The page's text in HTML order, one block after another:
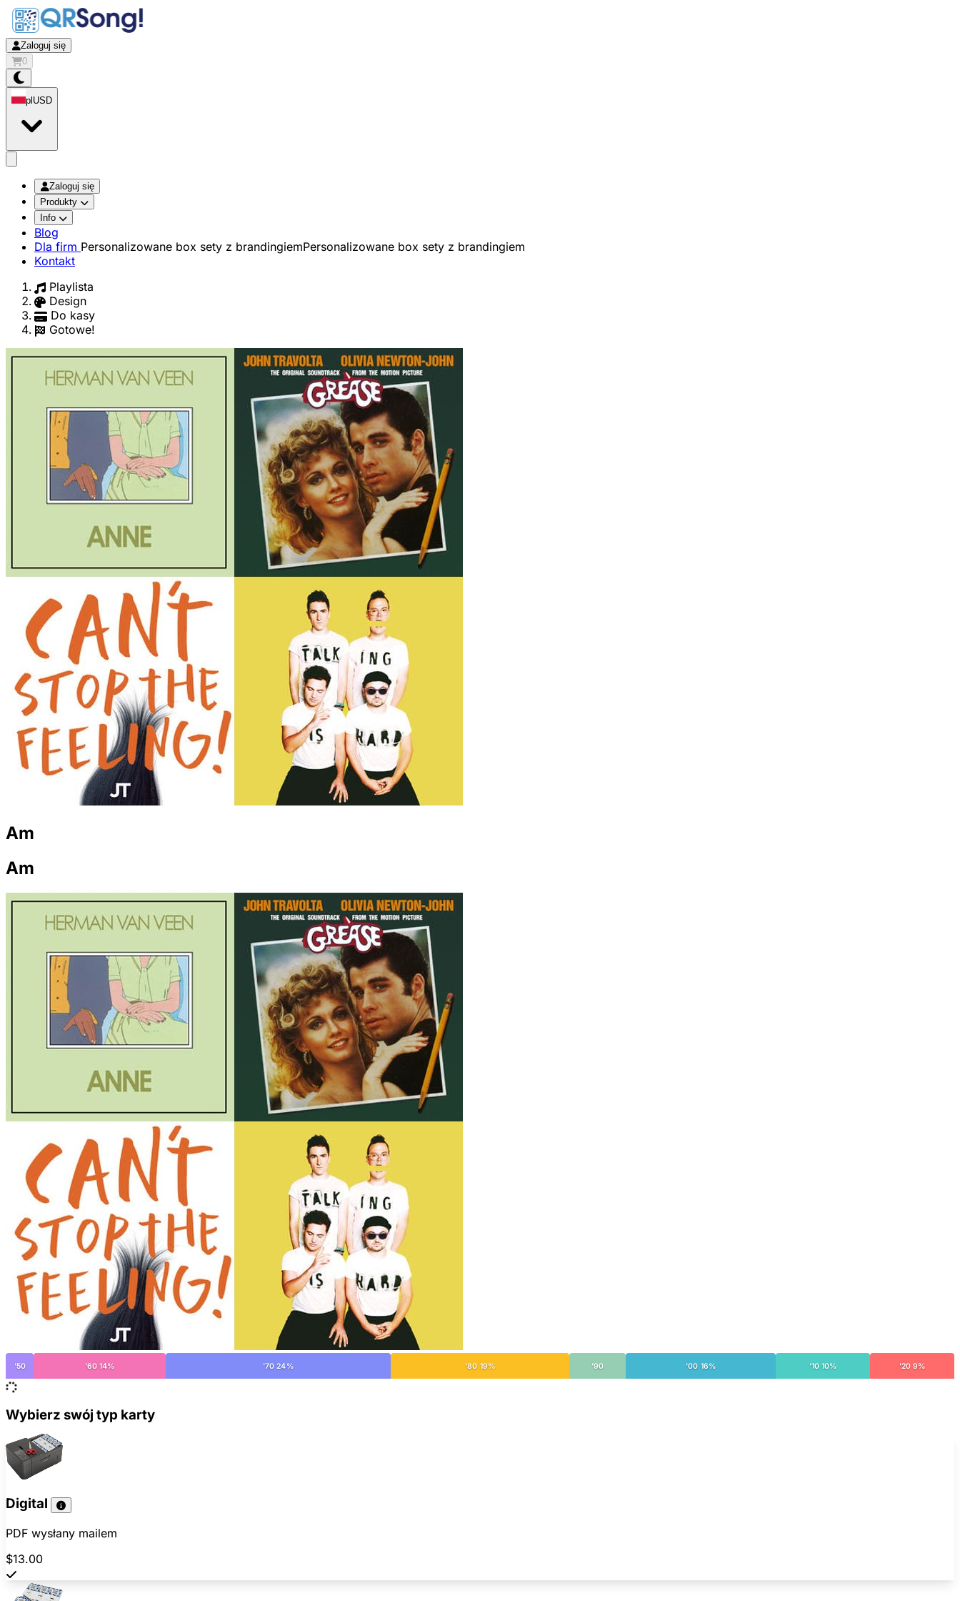
Zaloguj się
0
pl USD
Zaloguj się
Produkty
Info
Blog
Dla firm Personalizowane box sety z brandingiemPersonalizowane box sety z brandingiem
Kontakt
Playlista
Design
Do kasy
Gotowe!
Am
Am
'50 '60 14% '70 24% '80 19% '90 '00 16% '10 10% '20 9%
Wybierz swój typ karty
Digital
PDF wysłany mailem
$13.00